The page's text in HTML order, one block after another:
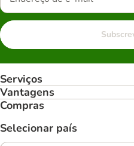
Serviços
Vantagens
Compras
Selecionar país